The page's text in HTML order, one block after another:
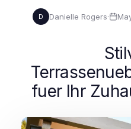
D Danielle Rogers·
fuer Ihr